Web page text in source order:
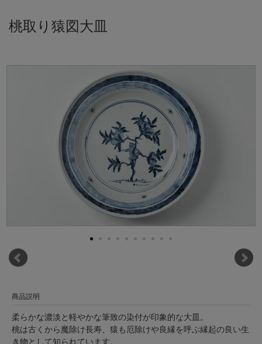
桃取り猿図大皿
商品説明
柔らかな濃淡と軽やかな筆致の染付が印象的な大皿。
桃は古くから魔除け長寿、猿も厄除けや良縁を呼ぶ縁起の良い生
き物として知られています。